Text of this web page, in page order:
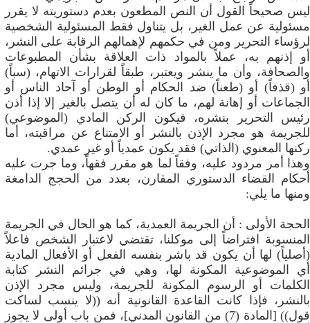
ليس صحيحاً القول أن النص المطعون بعدم دستوريته لا يقرر
مسئولية عن عمل الغير، بل يتناول فقط المسئولية الشخصية
لرؤساء التحرير ومن في حكمهم لإهمالهم الرقابة على النشر،
أو إذنهم به، عملاً بالمواد ذات العلاقة بشأن المطبوعات
والصحافة، وأن ما ينشر ويعتبر، طبقاً لقرارات الاتهام، (سباً)
أو (قذفاً) أو (طعناً) ضد الحكام أو الوطن أو آحاد الناس أو
الجماعات أو إهانة لهم، ما كان له أن يتصل بالغير إلا إذا أذن
رئيس التحرير بنشره، فيكون الركن المادي (الموضوعي)
للجريمة هو مجرد الإذن بالنشر أو الامتناع عن مراقبته، أما
ركنها المعنوي (الذاتي) فقد يكون عمدياً أو غير عمدي.
وهذا أمر مردود عليه، وفقاً لما هو مقرر فقهاً، وما جرت عليه
أحكام القضاء الدستوري المقارن، بعدد من الحجج الدامغة
ومنها ما يلي:
الحجة الأولى : أن الجريمة العمدية، كما هو الحال في الجريمة
المنسوبة افتراضاً إلى موكلنا، تقتضي لاعتبار الشخص فاعلاً
(أصلياً) لها أن يكون قد باشر بنفسه الفعل أو الأفعال المادية
أي الموضوعية المكونة لها، وهي في جرائم النشر كتابة
الكلمات أو الرسوم المكونة للجريمة، وليس مجرد الإذن
بالنشر، فإذا كانت القاعدة القانونية أنه ((لا ينسب لساكت
قول)) [المادة (7) من القانون المدني]، فمن باب أولى لا يجوز